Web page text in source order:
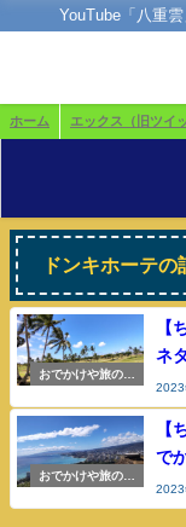
YouTube「八重
ホーム エックス（旧ツイ
ドンキホーテの
おでかけや旅の参
【
ネ
2023
おでかけや旅の参
【
で
2023